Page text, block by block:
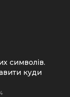
символів.
куди